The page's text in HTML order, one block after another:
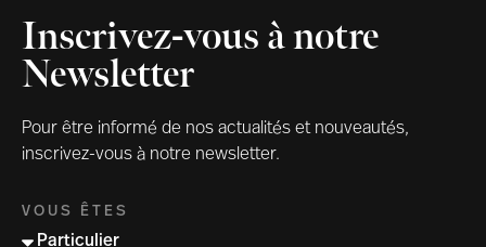
Inscrivez-vous à notre
Newsletter
Pour être informé de nos actualités et nouveautés,
inscrivez-vous à notre newsletter.
VOUS ÊTES